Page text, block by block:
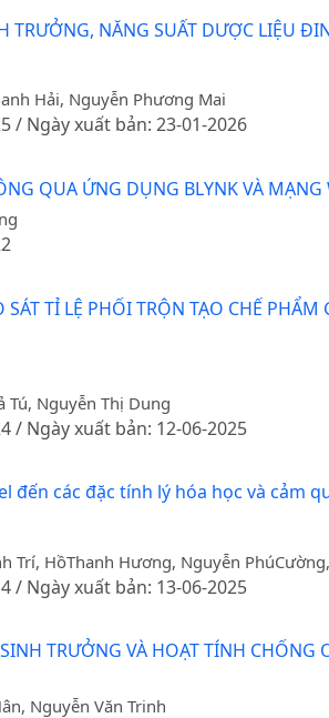
TRƯỞNG, NĂNG SUẤT DƯỢC LIỆU
Hải, Nguyễn Phương Mai
/ Ngày xuất bản: 23-01-2026
QUA ỨNG DỤNG BLYNK VÀ MẠNG
TỈ LỆ PHỐI TRỘN TẠO CHẾ
Tú, Nguyễn Thị Dung
/ Ngày xuất bản: 12-06-2025
đến các đặc tính lý hóa học và cảm
Trí, HồThanh Hương, Nguyễn
/ Ngày xuất bản: 13-06-2025
TRƯỞNG VÀ HOẠT TÍNH CHỐNG
Nguyễn Văn Trinh